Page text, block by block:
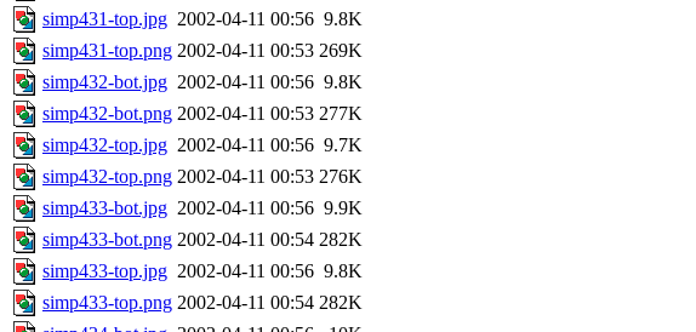
simp431-top.jpg 2002-04-11 00:56 9.8K
simp431-top.png 2002-04-11 00:53 269K
simp432-bot.jpg 2002-04-11 00:56 9.8K
simp432-bot.png 2002-04-11 00:53 277K
simp432-top.jpg 2002-04-11 00:56 9.7K
simp432-top.png 2002-04-11 00:53 276K
simp433-bot.jpg 2002-04-11 00:56 9.9K
simp433-bot.png 2002-04-11 00:54 282K
simp433-top.jpg 2002-04-11 00:56 9.8K
simp433-top.png 2002-04-11 00:54 282K